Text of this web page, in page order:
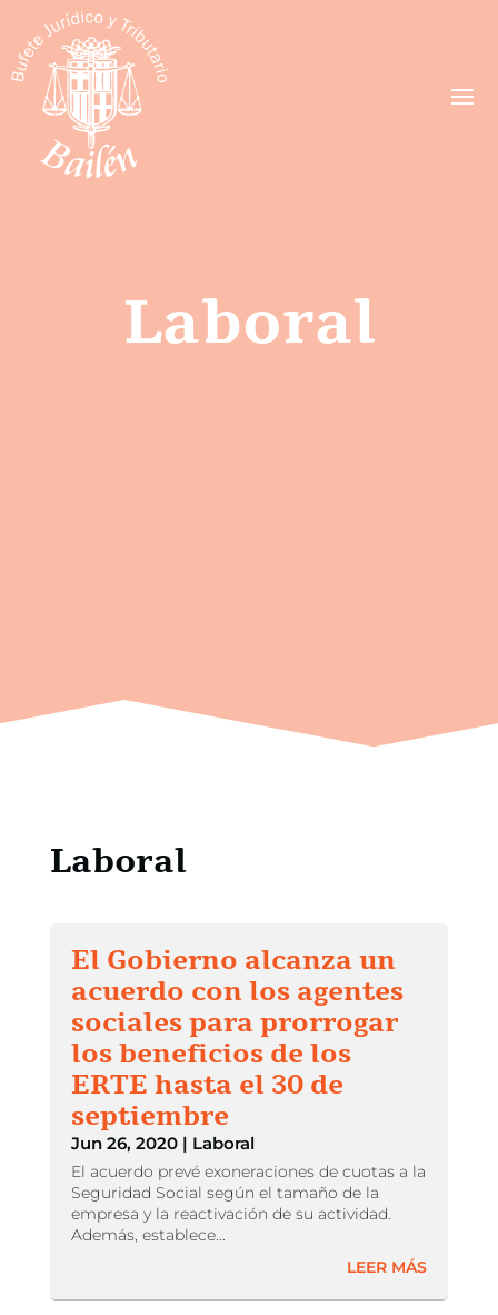
Laboral
Laboral
El Gobierno alcanza un
acuerdo con los agentes
sociales para prorrogar
los beneficios de los
ERTE hasta el 30 de
septiembre
Jun 26, 2020| Laboral
El acuerdo prevé exoneraciones de cuotas a la
Seguridad Social según el tamaño de la
empresa y la reactivación de su actividad.
Además, establece...
LEER MÁS